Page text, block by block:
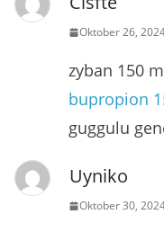
Oktober 26,
zyban 150
bupropion
guggulu
Uyniko
Oktober 30,